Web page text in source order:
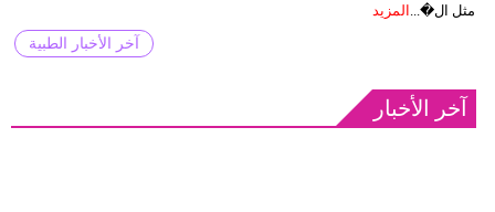
مثل ال�...
المزيد
آخر الأخبار الطبية
آخر الأخبار